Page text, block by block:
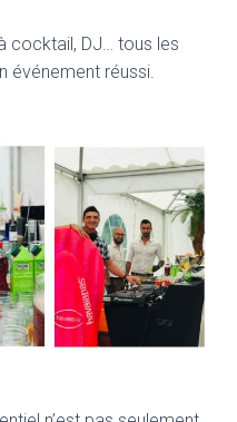
cocktail, DJ… tous les
événement réussi.